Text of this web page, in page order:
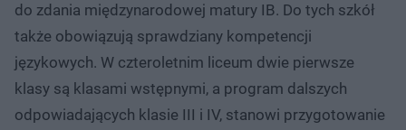
do zdania międzynarodowej matury IB. Do tych szkół
także obowiązują sprawdziany kompetencji
językowych. W czteroletnim liceum dwie pierwsze
klasy są klasami wstępnymi, a program dalszych
odpowiadających klasie III i IV, stanowi przygotowanie